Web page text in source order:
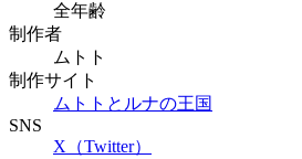
全年齢
制作者
ムトト
制作サイト
ムトトとルナの王国
SNS
X（Twitter）